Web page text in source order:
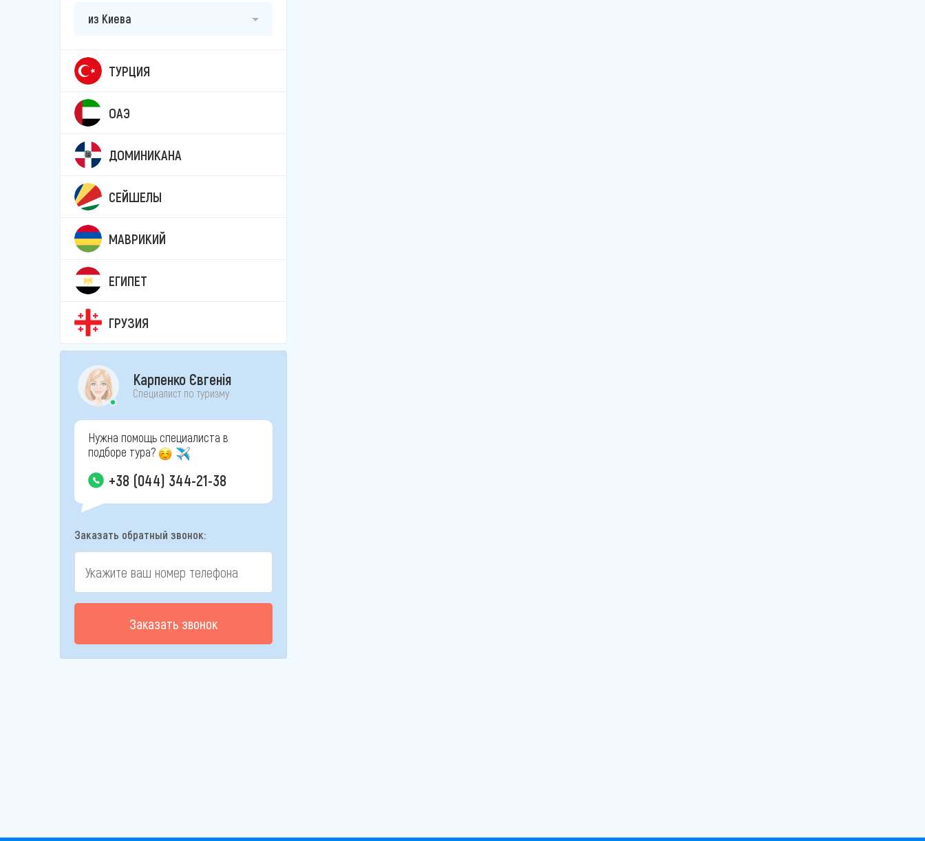
из Киева
ТУРЦИЯ
ОАЭ
ДОМИНИКАНА
СЕЙШЕЛЫ
МАВРИКИЙ
ЕГИПЕТ
ГРУЗИЯ
Карпенко Євгенія
Специалист по туризму
Нужна помощь специалиста в
подборе тура?
+38 (044) 344-21-38
Заказать обратный звонок:
Заказать звонок